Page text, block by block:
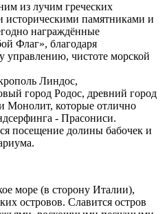
из лучим греческих
историческими памятниками и
награждённые
Флаг», благодаря
управлению, чистоте морской
Линдос,
город Родос, древний город
Монолит, которые отлично
- Прасониси.
посещение долины бабочек и
море (в сторону Италии),
островов. Славится остров